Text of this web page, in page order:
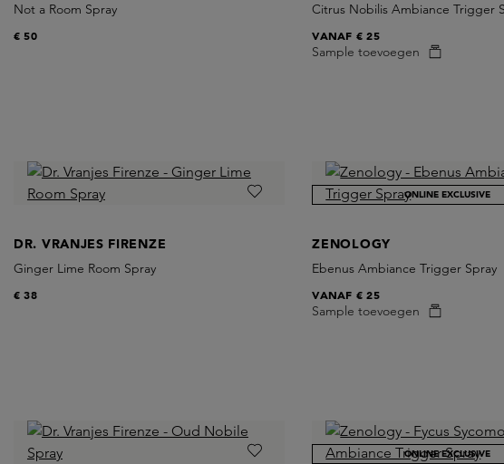
Not a Room Spray
€ 50
Citrus Nobilis Ambiance Trigger
Sample toevoegen
VANAF € 25
DR. VRANJES FIRENZE
Ginger Lime Room Spray
€ 38
ONLINE EXCLUSIVE
ZENOLOGY
Ebenus Ambiance Trigger Spray
Sample toevoegen
VANAF € 25
ONLINE EXCLUSIVE